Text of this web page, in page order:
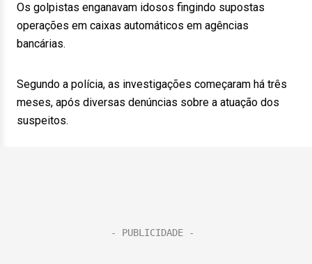
Os golpistas enganavam idosos fingindo supostas
operações em caixas automáticos em agências
bancárias.
Segundo a polícia, as investigações começaram há três
meses, após diversas denúncias sobre a atuação dos
suspeitos.